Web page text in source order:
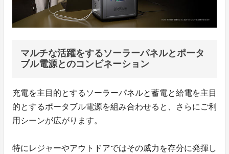
マルチな活躍をするソーラーパネルとポータ
ブル電源とのコンビネーション
充電を主目的とするソーラーパネルと蓄電と給電を主目
的とするポータブル電源を組み合わせると、さらにご利
用シーンが広がります。
特にレジャーやアウトドアではその威力を存分に発揮し